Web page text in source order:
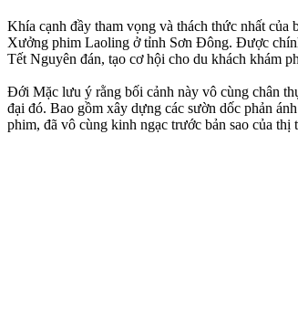
Khía cạnh đầy tham vọng và thách thức nhất của
Xưởng phim Laoling ở tỉnh Sơn Đông. Được
Tết Nguyên đán, tạo cơ hội cho du khách khám
Đới Mặc lưu ý rằng bối cảnh này vô cùng chân
đại đó. Bao gồm xây dựng các sườn dốc phản
phim, đã vô cùng kinh ngạc trước bản sao của thị